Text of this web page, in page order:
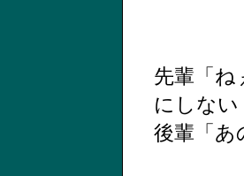
先輩「ね
にしない
後輩「